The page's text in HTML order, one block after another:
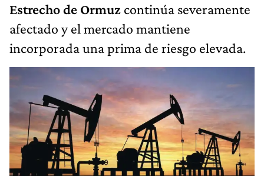
Estrecho de Ormuz continúa severamente
afectado y el mercado mantiene
incorporada una prima de riesgo elevada.